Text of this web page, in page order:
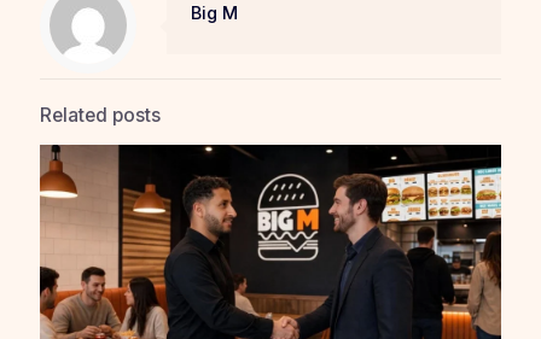
Big M
Related posts